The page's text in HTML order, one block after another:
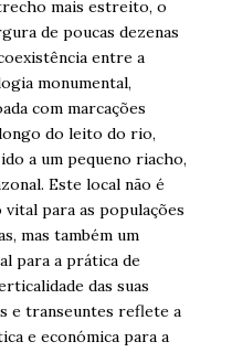
mais estreito, o
de poucas dezenas
entre a
monumental,
com marcações
do leito do rio,
a um pequeno riacho,
Este local não é
vital para as populações
mas também um
para a prática de
das suas
e transeuntes reflete a
e económica para a